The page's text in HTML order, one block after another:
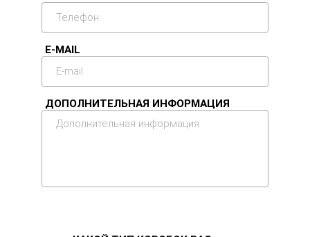
E-MAIL
ДОПОЛНИТЕЛЬНАЯ ИНФОРМАЦИЯ